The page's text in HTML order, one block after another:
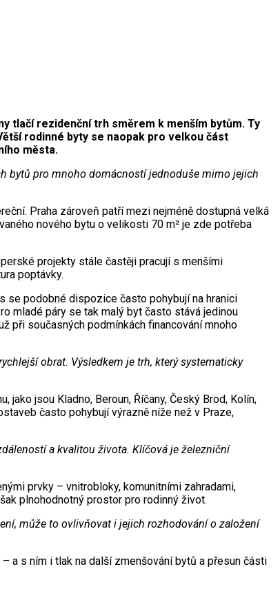
tlačí rezidenční trh směrem k menším bytům. Ty
rodinné byty se naopak pro velkou část
města.
bytů pro mnoho domácností jednoduše mimo jejich
Praha zároveň patří mezi nejméně dostupná velká
nového bytu o velikosti 70 m² je zde potřeba
projekty stále častěji pracují s menšími
poptávky.
se podobné dispozice často pohybují na hranici
mladé páry se tak malý byt často stává jedinou
při současných podmínkách financování mnoho
obrat. Výsledkem je trh, který systematicky
jsou Kladno, Beroun, Říčany, Český Brod, Kolín,
často pohybují výrazně níže než v Praze,
a kvalitou života. Klíčová je železniční
prvky – vnitrobloky, komunitními zahradami,
plnohodnotný prostor pro rodinný život.
může to ovlivňovat i jejich rozhodování o založení
a s ním i tlak na další zmenšování bytů a přesun části